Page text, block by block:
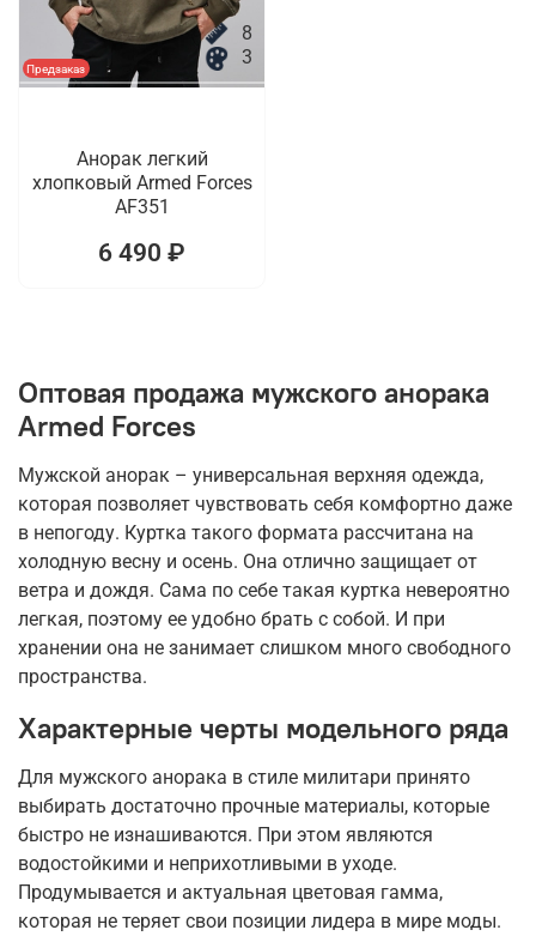
Предзаказ
8
3
Анорак легкий
хлопковый Armed Forces
AF351
6 490 ₽
Оптовая продажа мужского анорака
Armed Forces
Мужской анорак – универсальная верхняя одежда,
которая позволяет чувствовать себя комфортно даже
в непогоду. Куртка такого формата рассчитана на
холодную весну и осень. Она отлично защищает от
ветра и дождя. Сама по себе такая куртка невероятно
легкая, поэтому ее удобно брать с собой. И при
хранении она не занимает слишком много свободного
пространства.
Характерные черты модельного ряда
Для мужского анорака в стиле милитари принято
выбирать достаточно прочные материалы, которые
быстро не изнашиваются. При этом являются
водостойкими и неприхотливыми в уходе.
Продумывается и актуальная цветовая гамма,
которая не теряет свои позиции лидера в мире моды.